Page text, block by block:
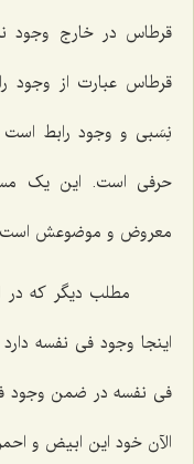
قرطاس در خارج وجود
قرطاس عبارت از وجود
نِسَبی و وجود رابط
حرفی است. این یک
معروض و موضوعش
مطلب دیگر که
اینجا وجود فی نفسه
فی نفسه در ضمن وجود
الآن خود این ابیض و